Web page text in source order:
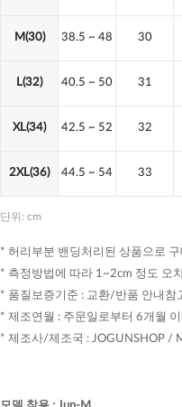
M(30) 38.5 ~ 48 30
L(32) 40.5 ~ 50 31
XL(34) 42.5 ~ 52 32
2XL(36) 44.5 ~ 54 33
단위: cm
* 허리부분 밴딩처리된 상품으로
* 측정방법에 따라 1~2cm 정도 오
* 품질보증기준 : 교환/반품 안내참
* 제조연월 : 주문일로부터 6개월
* 제조사/제조국 : JOGUNSHOP /